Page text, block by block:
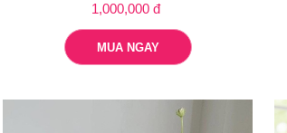
1,000,000 đ
MUA NGAY